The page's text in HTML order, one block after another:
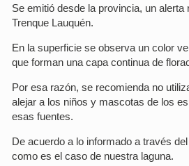
Se emitió desde la provincia, un
Trenque Lauquén.
En la superficie se observa un color
que forman una capa continua de
Por esa razón, se recomienda no
alejar a los niños y mascotas de los
esas fuentes.
De acuerdo a lo informado a través
como es el caso de nuestra laguna.